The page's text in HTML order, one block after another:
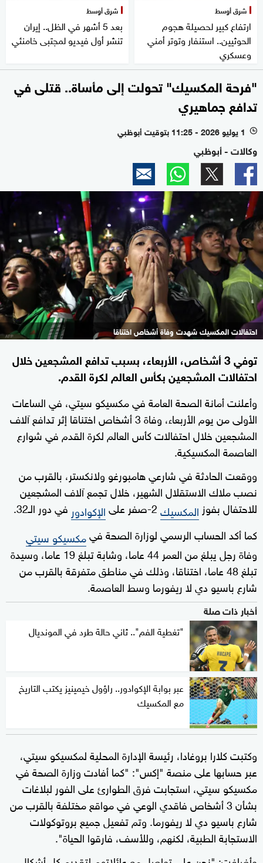
شرق أوسط
ارتفاع كبير لحصيلة هجوم
الحوثيين.. استنفار وتوتر أمني
وعسكري
شرق أوسط
بعد 5 أشهر في الظل.. إيران
تنشر أول فيديو لمجتبى خامنئي
"فرحة المكسيك" تحولت إلى مأساة.. قتلى في
تدافع جماهيري
l 1 يوليو 2026 - 11:25 بتوقيت أبوظبي
وكالات - أبوظبي
احتفالات المكسيك شهدت وفاة أشخاص اختناقا
توفي 3 أشخاص، الأربعاء، بسبب تدافع المشجعين خلال
احتفالات المشجعين بكأس العالم لكرة القدم.
وأعلنت أمانة الصحة العامة في مكسيكو سيتي، في الساعات
الأولى من يوم الأربعاء، وفاة 3 أشخاص اختناقا إثر تدافع آلاف
المشجعين خلال احتفالات كأس العالم لكرة القدم في شوارع
العاصمة المكسيكية.
ووقعت الحادثة في شارعي هامبورغو ولانكستر، بالقرب من
نصب ملاك الاستقلال الشهير، خلال تجمع آلاف المشجعين
للاحتفال بفوز المكسيك الإكوادور في دور الـ32.
كما أكد الحساب الرسمي لوزارة الصحة فيمكسيكو سيتي
وفاة رجل يبلغ من العمر 44 عاما، وشابة تبلغ 19 عاما، وسيدة
تبلغ 48 عاما، اختناقا، وذلك في مناطق متفرقة بالقرب من
شارع باسيو دي لا ريفورما وسط العاصمة.
أخبار ذات صلة
"تغطية الفم".. ثاني حالة طرد في المونديال
عبر بوابة الإكوادور.. راؤول خيمينيز يكتب التاريخ
مع المكسيك
وكتبت كلارا بروغادا، رئيسة الإدارة المحلية لمكسيكو سيتي،
عبر حسابها على منصة "إكس": "كما أفادت وزارة الصحة في
مكسيكو سيتي، استجابت فرق الطوارئ على الفور لبلاغات
بشأن 3 أشخاص فاقدي الوعي في مواقع مختلفة بالقرب من
شارع باسيو دي لا ريفورما. وتم تفعيل جميع بروتوكولات
الاستجابة الطبية، لكنهم، وللأسف، فارقوا الحياة".